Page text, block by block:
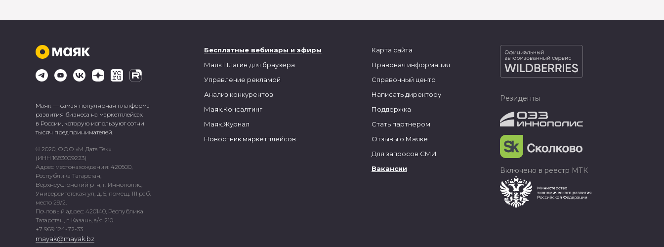
Маяк — самая популярная платформа
развития бизнеса на маркетплейсах
в России, которую используют сотни
тысяч предпринимателей.
© 2020, ООО «М Дата Тек»
(ИНН 1683009223)
Адрес местонахождения: 420500,
Республика Татарстан,
Верхнеуслонский р-н, г. Иннополис,
Университетская ул, д. 5, помещ. 111 раб.
место 29/2.
Почтовый адрес: 420140, Республика
Татарстан, г. Казань, а/я 210.
+7 969 124-72-33
mayak@mayak.bz
Бесплатные вебинары и эфиры
Маяк Плагин для браузера
Управление рекламой
Анализ конкурентов
Маяк.Консалтинг
Маяк.Журнал
Новостник маркетплейсов
Карта сайта
Правовая информация
Справочный центр
Написать директору
Поддержка
Стать партнером
Отзывы о Маяке
Для запросов СМИ
Вакансии
Резиденты
Включено в реестр МТК